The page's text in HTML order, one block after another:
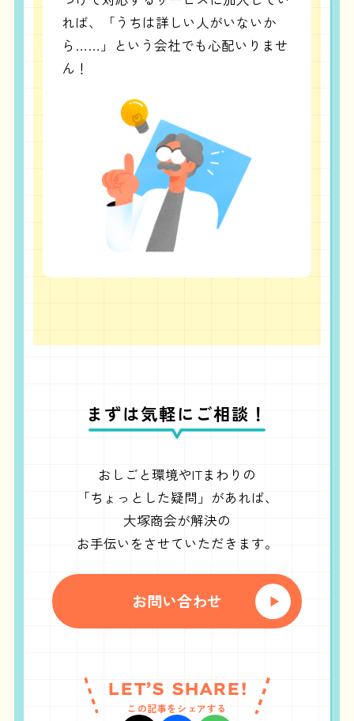
れば、「うちは詳しい人がいないか
ら……」という会社でも心配いりませ
ん！
まずは気軽にご相談！
おしごと環境やITまわりの
「ちょっとした疑問」があれば、
大塚商会が解決の
お手伝いをさせていただきます。
お問い合わせ
LET’S SHARE!
この記事をシェアする